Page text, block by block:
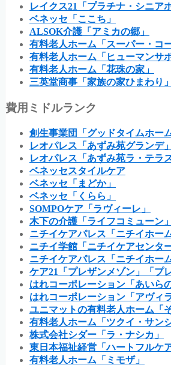
レイクス21「プラチナ・シニア
ベネッセ「ここち」
ALSOK介護「アミカの郷」
有料老人ホーム「スーパー・コ
有料老人ホーム「ヒューマンサ
有料老人ホーム「花珠の家」
三英堂商事「家族の家ひまわり」
費用ミドルランク
創生事業団「グッドタイムホーム
レオパレス「あずみ苑グランデ」
レオパレス「あずみ苑ラ・テラス
ベネッセスタイルケア
ベネッセ「まどか」
ベネッセ「くらら」
SOMPOケア「ラヴィーレ」
木下の介護「ライフコミューン」
ニチイケアパレス「ニチイホーム
ニチイ学館「ニチイケアセンター
ニチイケアパレス「ニチイホーム
ケア21「プレザンメゾン」「プ
はれコーポレーション「あいら
はれコーポレーション「アヴィ
ユニマットの有料老人ホーム「
有料老人ホーム「ツクイ・サン
株式会社シダー「ラ・ナシカ」
東日本福祉経営「ハートフルケ
有料老人ホーム「ミモザ」